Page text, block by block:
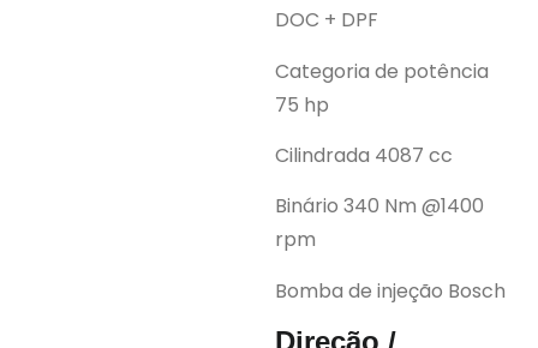
DOC + DPF
Categoria de potência
75 hp
Cilindrada 4087 cc
Binário 340 Nm @1400
rpm
Bomba de injeção Bosch